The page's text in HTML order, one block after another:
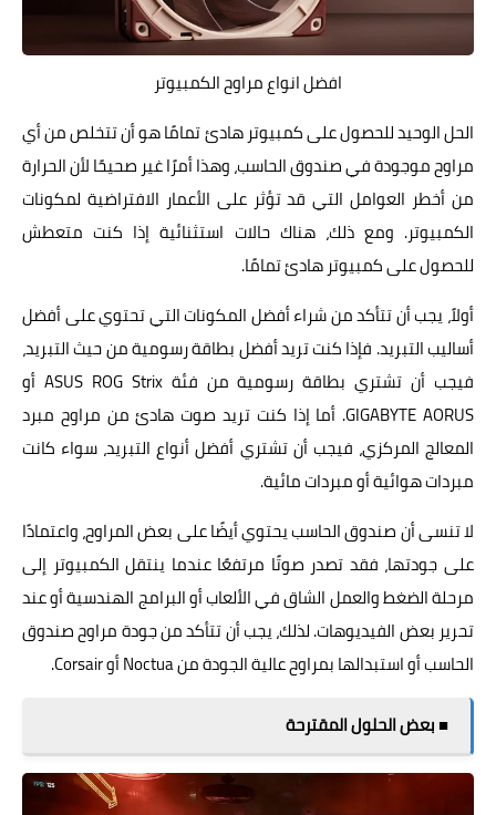
افضل انواع مراوح الكمبيوتر
الحل الوحيد للحصول على كمبيوتر هادئ تمامًا هو أن تتخلص من أي
مراوح موجودة في صندوق الحاسب، وهذا أمرًا غير صحيحًا لأن الحرارة
من أخطر العوامل التي قد تؤثر على الأعمار الافتراضية لمكونات
الكمبيوتر. ومع ذلك، هناك حالات استثنائية إذا كنت متعطش
للحصول على كمبيوتر هادئ تمامًا.
أولاً، يجب أن تتأكد من شراء أفضل المكونات التي تحتوي على أفضل
أساليب التبريد. فإذا كنت تريد أفضل بطاقة رسومية من حيث التبريد،
فيجب أن تشتري بطاقة رسومية من فئة ASUS ROG Strix أو
GIGABYTE AORUS. أما إذا كنت تريد صوت هادئ من مراوح مبرد
المعالج المركزي، فيجب أن تشتري أفضل أنواع التبريد، سواء كانت
مبردات هوائية أو مبردات مائية.
لا تنسى أن صندوق الحاسب يحتوي أيضًا على بعض المراوح، واعتمادًا
على جودتها، فقد تصدر صوتًا مرتفعًا عندما ينتقل الكمبيوتر إلى
مرحلة الضغط والعمل الشاق في الألعاب أو البرامج الهندسية أو عند
تحرير بعض الفيديوهات. لذلك، يجب أن تتأكد من جودة مراوح صندوق
الحاسب أو استبدالها بمراوح عالية الجودة من Noctua أو Corsair.
■ بعض الحلول المقترحة